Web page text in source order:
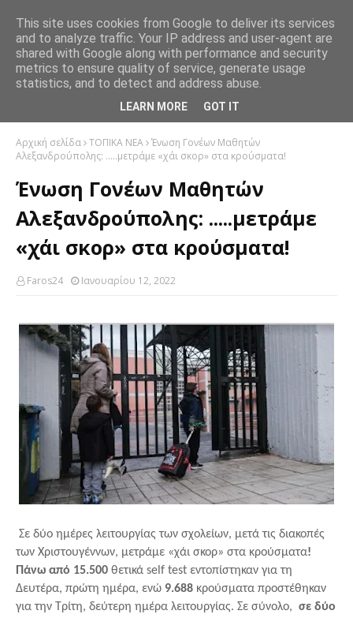
Αρχική σελίδα ΤΟΠΙΚΑ ΝΕΑ Ένωση Γονέων Μαθητών
Αλεξανδρούπολης: .....μετράμε «χάι σκορ» στα κρούσματα!
Ένωση Γονέων Μαθητών
Αλεξανδρούπολης: .....μετράμε
«χάι σκορ» στα κρούσματα!
Faros24 Ιανουαρίου 12, 2022
Σε δύο ημέρες λειτουργίας των σχολείων, μετά τις διακοπές
των Χριστουγέννων, μετράμε «χάι σκορ» στα κρούσματα!
Πάνω από 15.500 θετικά self test εντοπίστηκαν για τη
Δευτέρα, πρώτη ημέρα, ενώ 9.688 κρούσματα προστέθηκαν
για την Τρίτη, δεύτερη ημέρα λειτουργίας. Σε σύνολο, σε δύο
This site uses cookies from Google to deliver its services
and to analyze traffic. Your IP address and user-agent are
shared with Google along with performance and security
metrics to ensure quality of service, generate usage
statistics, and to detect and address abuse.
LEARN MORE GOT IT